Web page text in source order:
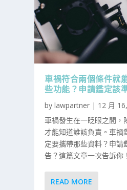
車禍符合兩個條件就
些功能？申請鑑定該
bylawpartner | 12 月
車禍發生在一眨眼之間，
才能知道誰該負責。車禍
定要攜帶那些資料？申請
告？這篇文章一次告訴你
READ MORE